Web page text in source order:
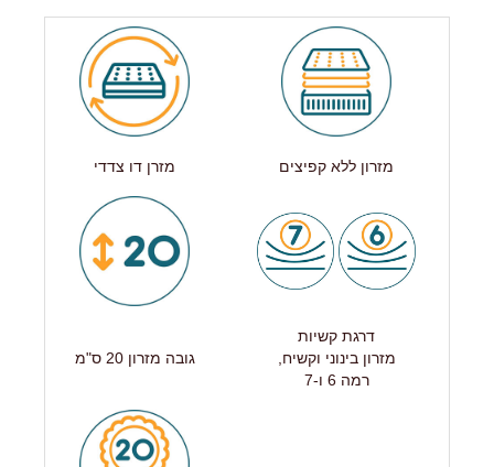
מזרון ללא קפיצים מזרן דו צדדי
דרגת קשיות
מזרון בינוני וקשיח,
רמה 6 ו-7
גובה מזרון 20 ס"מ